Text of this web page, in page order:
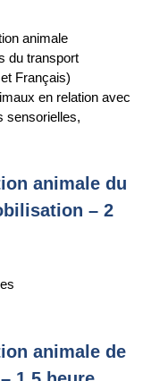
animale
du transport
Français)
en relation avec
sensorielles,
animale du
– 2
animale de